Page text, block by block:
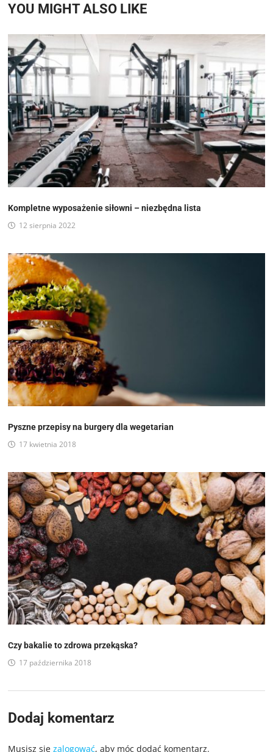
YOU MIGHT ALSO LIKE
Kompletne wyposażenie siłowni – niezbędna lista
12 sierpnia 2022
Pyszne przepisy na burgery dla wegetarian
17 kwietnia 2018
Czy bakalie to zdrowa przekąska?
17 października 2018
Dodaj komentarz
Musisz sięzalogować, aby móc dodać komentarz.